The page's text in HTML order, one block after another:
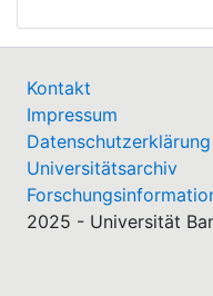
Kontakt
Impressum
Datenschutzerklärung
Universitätsarchiv
2025 - Universität